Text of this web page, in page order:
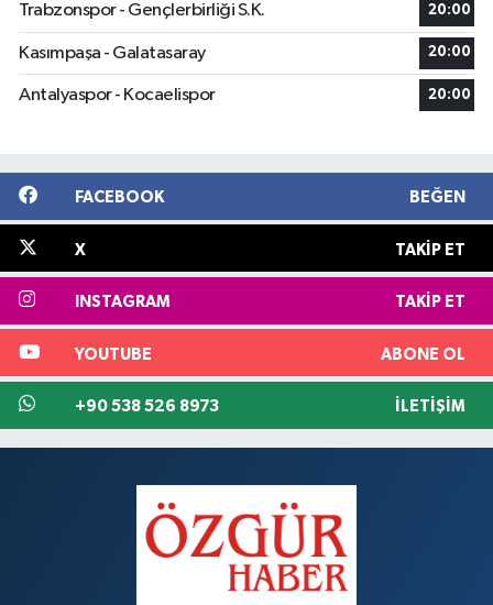
Trabzonspor - Gençlerbirliği S.K. 20:00
Kasımpaşa - Galatasaray 20:00
Antalyaspor - Kocaelispor 20:00
FACEBOOK BEĞEN
X TAKIP ET
INSTAGRAM TAKIP ET
YOUTUBE ABONE OL
+90 538 526 8973 İLETIŞIM